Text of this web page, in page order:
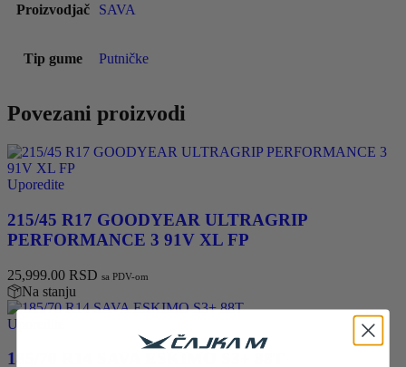
Proizvodjač SAVA
Tip gume Putničke
Povezani proizvodi
Uporedite
215/45 R17 GOODYEAR ULTRAGRIP
PERFORMANCE 3 91V XL FP
25,999.00 RSD sa PDV-om
Na stanju
Uporedite
185/70 R14 SAVA ESKIMO S3+ 88T